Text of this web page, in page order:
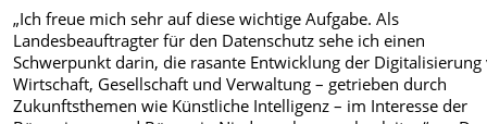
„Ich freue mich sehr auf diese wichtige Aufgabe. Als
Landesbeauftragter für den Datenschutz sehe ich einen
Schwerpunkt darin, die rasante Entwicklung der Digitalisierung
Wirtschaft, Gesellschaft und Verwaltung – getrieben durch
Zukunftsthemen wie Künstliche Intelligenz – im Interesse der